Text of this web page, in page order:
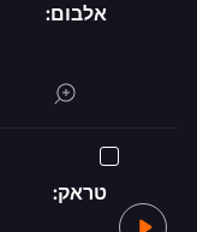
אלבום:
טראק: